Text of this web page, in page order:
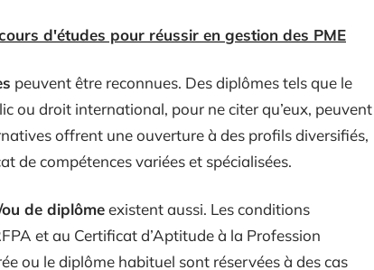
d'études pour réussir en gestion des PME
peuvent être reconnues. Des diplômes tels que le
ou droit international, pour ne citer qu’eux, peuvent
offrent une ouverture à des profils diversifiés,
de compétences variées et spécialisées.
de diplômeexistent aussi. Les conditions
et au Certificat d’Aptitude à la Profession
ou le diplôme habituel sont réservées à des cas